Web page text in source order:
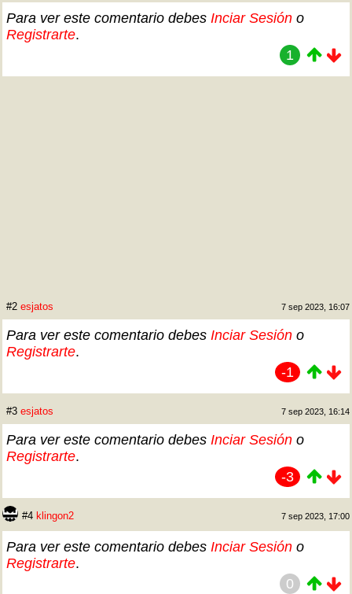
Para ver este comentario debes Inciar Sesión o
Registrarte.
1
#2 esjatos 7 sep 2023, 16:07
Para ver este comentario debes Inciar Sesión o
Registrarte.
-1
#3 esjatos 7 sep 2023, 16:14
Para ver este comentario debes Inciar Sesión o
Registrarte.
-3
#4 klingon2 7 sep 2023, 17:00
Para ver este comentario debes Inciar Sesión o
Registrarte.
0